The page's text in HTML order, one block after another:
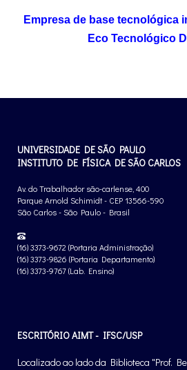
Empresa de base tecnológica
Eco Tecnológico
UNIVERSIDADE DE SÃO PAULO
INSTITUTO DE FÍSICA DE SÃO CARLOS
Av. do Trabalhador são-carlense, 400
Parque Arnold Schimidt - CEP 13566-590
São Carlos - São Paulo - Brasil
(16) 3373-9672 (Portaria Administração)
(16) 3373-9826 (Portaria Departamento)
(16) 3373-9767 (Lab. Ensino)
ESCRITÓRIO AIMT - IFSC/USP
Localizado ao lado da Biblioteca "Prof.